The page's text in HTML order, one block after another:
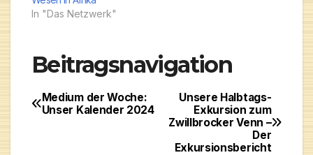
In "Das Netzwerk"
Beitragsnavigation
Unsere Halbtags-
Exkursion zum
Zwillbrocker Venn –
Der
Exkursionsbericht
Medium der Woche:
Unser Kalender 2024